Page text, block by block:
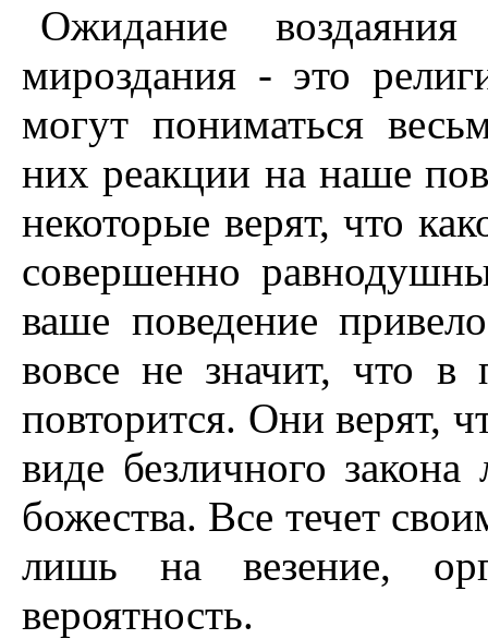
Ожидание
мироздания - это
могут пониматься
них реакции на наше
некоторые верят, что
совершенно
ваше поведение
вовсе не значит, что в
повторится. Они верят,
виде безличного
божества. Все течет
лишь на везение,
вероятность.